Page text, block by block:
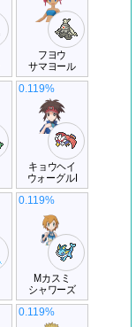
フヨウ
サマヨール
キョウヘイ
ウォーグルI
0.119%
Mカスミ
シャワーズ
0.119%
0.119%